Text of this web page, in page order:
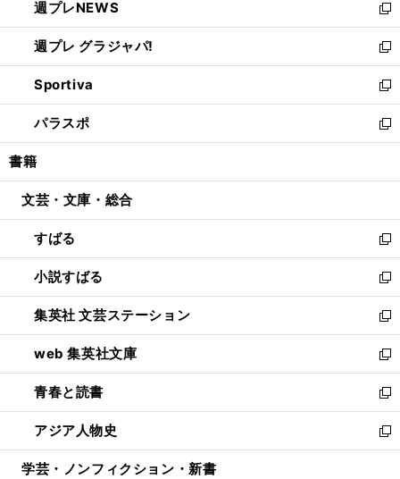
く
で
開
く
ド
ウ
で
開
く
い
ウ
ィ
ン
ド
ウ
で
開
週プレNEWS
新
し
い
ウ
ィ
ン
ド
ウ
開
週プレ グラジャパ!
新
し
い
ウ
ィ
ン
ウ
開
く
Sportiva
新
し
い
ウ
ン
ウ
で
開
く
パラスポ
新
し
ウ
ン
ド
ウ
で
開
く
書籍
文芸・文庫・総合
すばる
新
し
い
ウ
ィ
ン
ド
ウ
で
開
く
小説すばる
新
し
い
ウ
ィ
ン
ド
ウ
で
開
集英社 文芸ステーション
新
し
い
ウ
ィ
ン
ド
ウ
web 集英社文庫
新
し
い
ウ
ィ
ン
青春と読書
新
し
い
ウ
アジア人物史
新
し
学芸・ノンフィクション・新書